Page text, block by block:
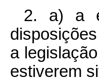
2. a) a
a
estiverem